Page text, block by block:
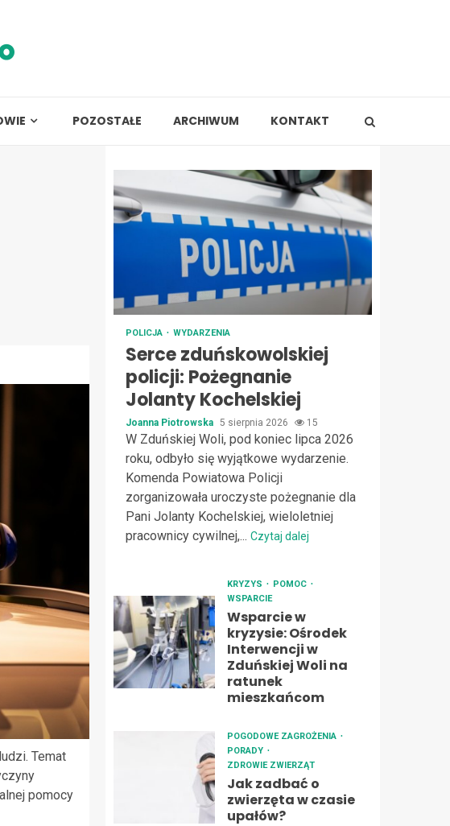
POZOSTAŁE ARCHIWUM KONTAKT
Temat
pomocy
POLICJA WYDARZENIA
Serce zduńskowolskiej
policji: Pożegnanie
Jolanty Kochelskiej
Joanna Piotrowska 5 sierpnia 2026 15
W Zduńskiej Woli, pod koniec lipca 2026
roku, odbyło się wyjątkowe wydarzenie.
Komenda Powiatowa Policji
zorganizowała uroczyste pożegnanie dla
Pani Jolanty Kochelskiej, wieloletniej
pracownicy cywilnej,... Czytaj dalej
KRYZYS
POMOC
WSPARCIE
Wsparcie w
kryzysie: Ośrodek
Interwencji w
Zduńskiej Woli na
ratunek
mieszkańcom
POGODOWE ZAGROŻENIA
PORADY
ZDROWIE ZWIERZĄT
Jak zadbać o
zwierzęta w czasie
upałów?